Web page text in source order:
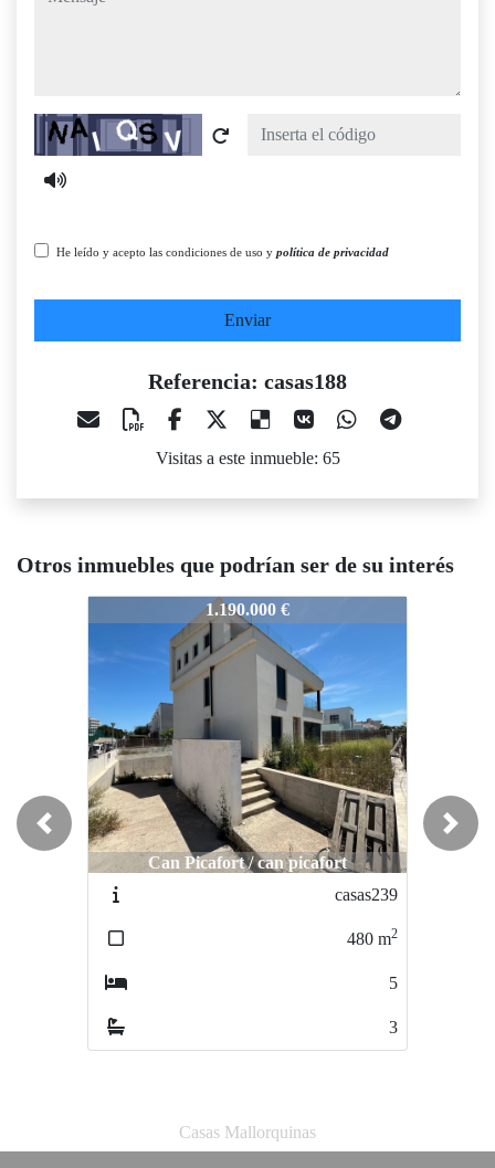
Captcha
He leído y acepto las condiciones de uso y política de privacidad
Enviar
Referencia: casas188
Visitas a este inmueble: 65
Otros inmuebles que podrían ser de su interés
Can Picafort / can picafort
1.890.000 €
Son Servera / Pula Golf
casas9
500m
Previous Next
Casas Mallorquinas